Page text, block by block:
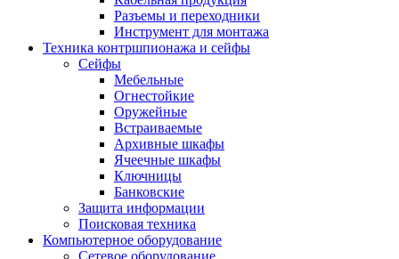
Разъемы и переходники
Инструмент для монтажа
Техника контршпионажа и сейфы
Сейфы
Мебельные
Огнестойкие
Оружейные
Встраиваемые
Архивные шкафы
Ячеечные шкафы
Ключницы
Банковские
Защита информации
Поисковая техника
Компьютерное оборудование
Сетевое оборудование